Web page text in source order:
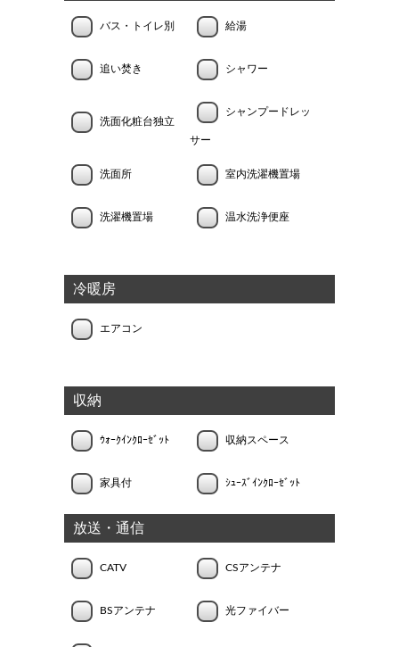
バス・トイレ別 給湯
追い焚き シャワー
洗面化粧台独立
シャンプードレッ
サー
洗面所 室内洗濯機置場
洗濯機置場 温水洗浄便座
冷暖房
エアコン
収納
ｳｫｰｸｲﾝｸﾛｰｾﾞｯﾄ 収納スペース
家具付 ｼｭｰｽﾞｲﾝｸﾛｰｾﾞｯﾄ
放送・通信
CATV CSアンテナ
BSアンテナ 光ファイバー